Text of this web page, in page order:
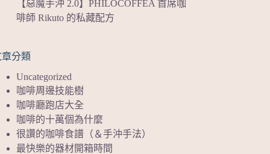
【惡魔手沖 2.0】PHILOCOFFEA 首席咖
啡師 Rikuto 的私藏配方
分類
Uncategorized
咖啡周邊技能樹
咖啡廳跑店大全
咖啡的十萬個為什麼
很讚的咖啡食譜（＆手沖手法）
最快樂的器材開箱時間